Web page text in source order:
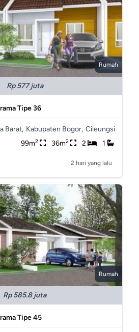
Rumah
Rp 577 juta
Tipe 36
Barat, Kabupaten Bogor, Cileungsi
99m2 36m2 2 1
2 hari yang lalu
Rumah
Rp 585.8 juta
Tipe 45